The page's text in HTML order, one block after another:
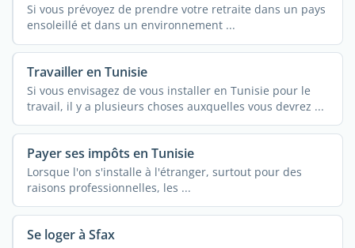
Si vous prévoyez de prendre votre retraite dans un pays
ensoleillé et dans un environnement ...
Travailler en Tunisie
Si vous envisagez de vous installer en Tunisie pour le
travail, il y a plusieurs choses auxquelles vous devrez ...
Payer ses impôts en Tunisie
Lorsque l'on s'installe à l'étranger, surtout pour des
raisons professionnelles, les ...
Se loger à Sfax